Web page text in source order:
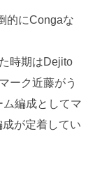
的にCongaな
時期はDejito
ーク近藤がう
編成としてマ
が定着してい